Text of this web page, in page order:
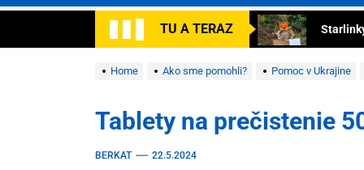
TU A TERAZ
Autá
Home Ako sme pomohli? Pomoc v Ukrajine
Tablety na prečistenie
BERKAT 22.5.2024